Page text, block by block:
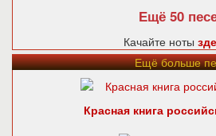
Ещё 50
Качайте ноты
Ещё больше
Красная книга